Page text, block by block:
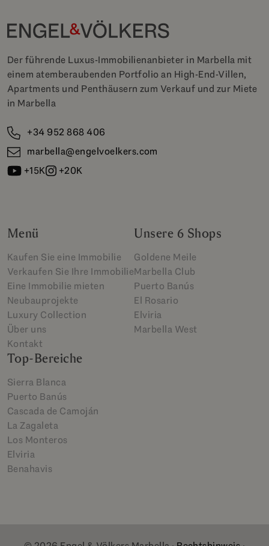
Der führende Luxus-Immobilienanbieter in Marbella mit
einem atemberaubenden Portfolio an High-End-Villen,
Apartments und Penthäusern zum Verkauf und zur Miete
in Marbella
+34 952 868 406
marbella@engelvoelkers.com
+15K
+20K
Menü
Kaufen Sie eine Immobilie
Verkaufen Sie Ihre Immobilie
Eine Immobilie mieten
Neubauprojekte
Luxury Collection
Über uns
Kontakt
Unsere 6 Shops
Goldene Meile
Marbella Club
Puerto Banús
El Rosario
Elviria
Marbella West
Top-Bereiche
Sierra Blanca
Puerto Banús
Cascada de Camoján
La Zagaleta
Los Monteros
Elviria
Benahavis